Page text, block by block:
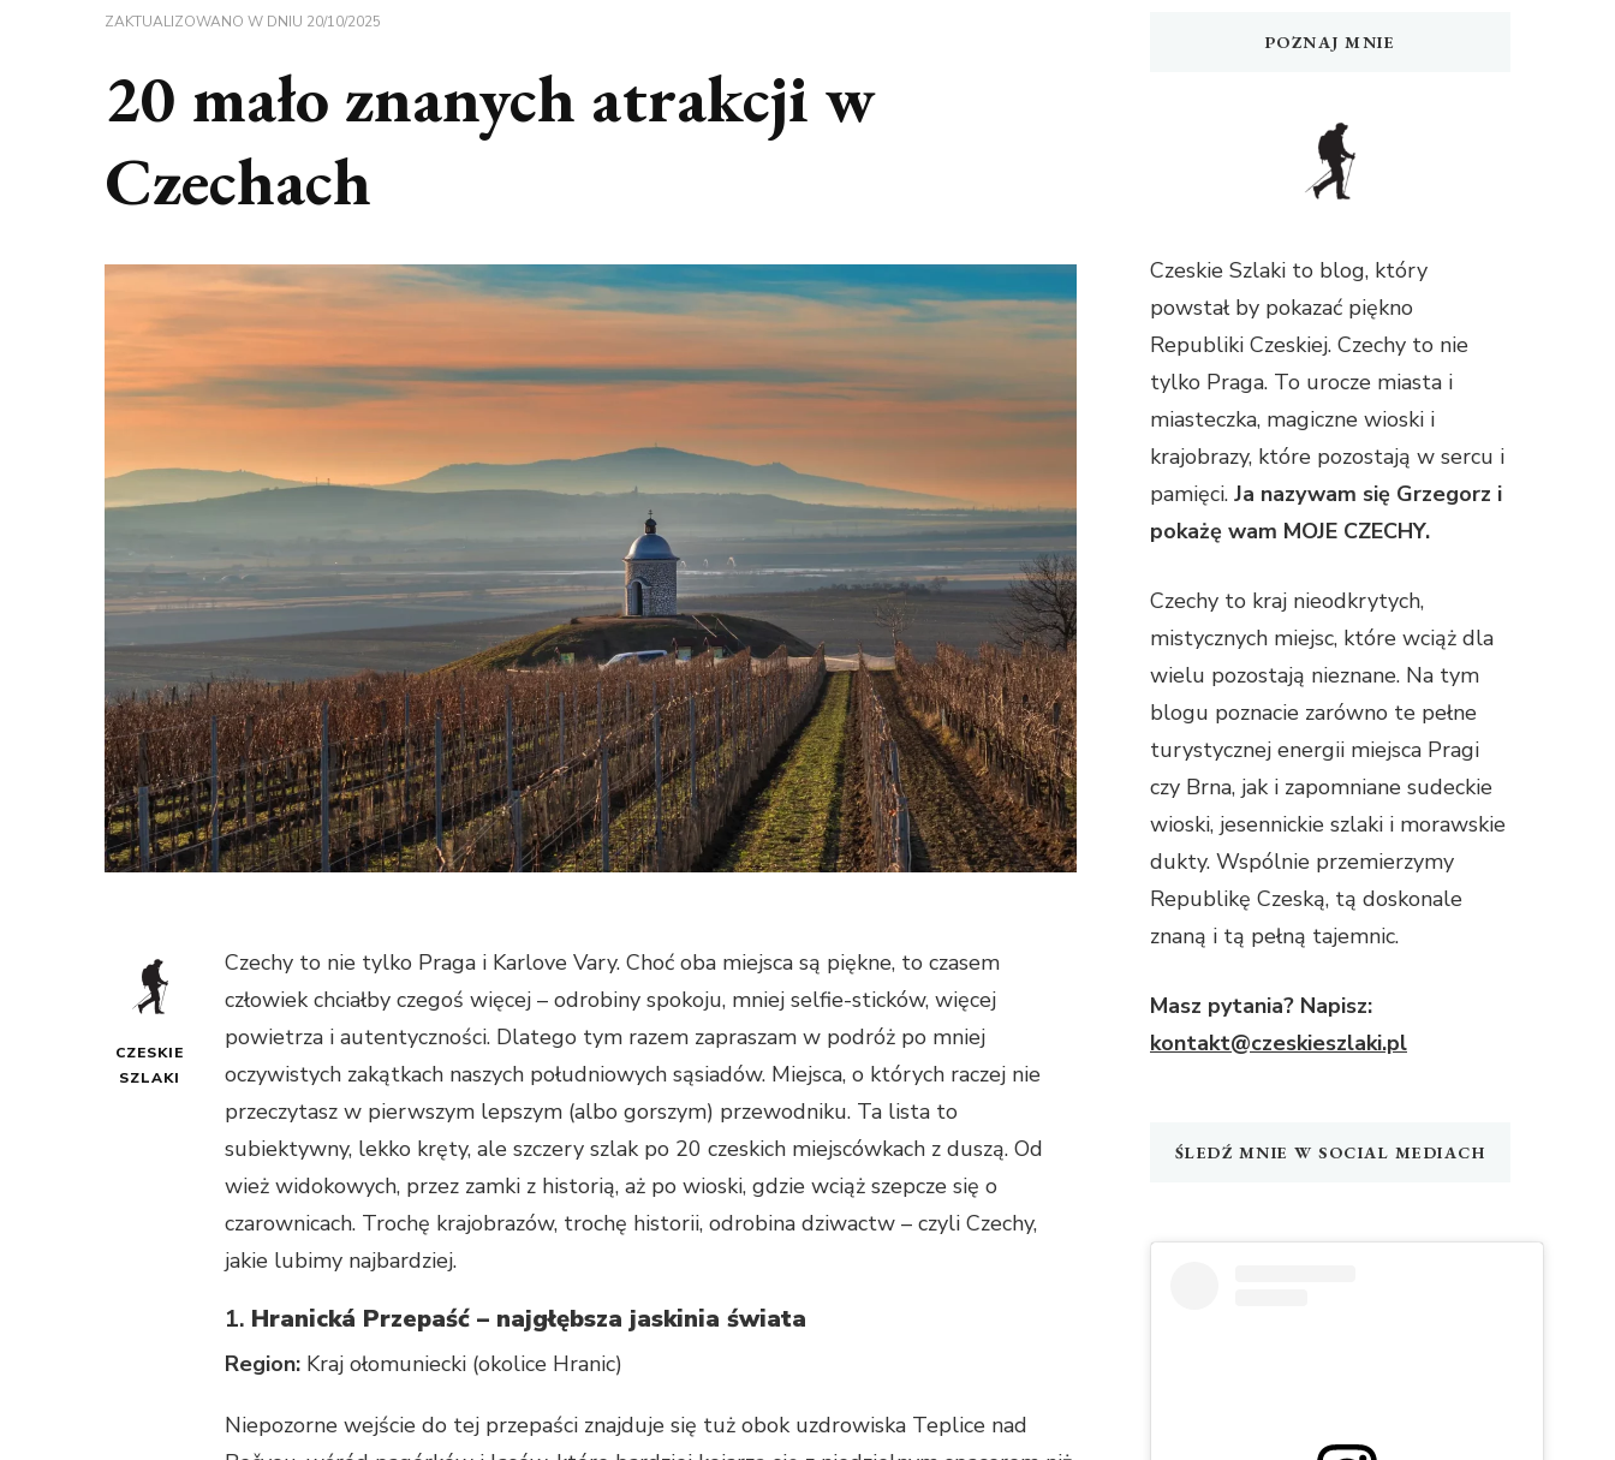
ZAKTUALIZOWANO W DNIU 20/10/2025
20 mało znanych atrakcji w
Czechach
CZESKIE
SZLAKI
Czechy to nie tylko Praga i Karlove Vary. Choć oba miejsca są piękne, to czasem
człowiek chciałby czegoś więcej – odrobiny spokoju, mniej selfie-sticków, więcej
powietrza i autentyczności. Dlatego tym razem zapraszam w podróż po mniej
oczywistych zakątkach naszych południowych sąsiadów. Miejsca, o których raczej nie
przeczytasz w pierwszym lepszym (albo gorszym) przewodniku. Ta lista to
subiektywny, lekko kręty, ale szczery szlak po 20 czeskich miejscówkach z duszą. Od
wież widokowych, przez zamki z historią, aż po wioski, gdzie wciąż szepcze się o
czarownicach. Trochę krajobrazów, trochę historii, odrobina dziwactw – czyli Czechy,
jakie lubimy najbardziej.
1. Hranická Przepaść – najgłębsza jaskinia świata
Region: Kraj ołomuniecki (okolice Hranic)
Niepozorne wejście do tej przepaści znajduje się tuż obok uzdrowiska Teplice nad
POZNAJ MNIE
Czeskie Szlaki to blog, który
powstał by pokazać piękno
Republiki Czeskiej. Czechy to nie
tylko Praga. To urocze miasta i
miasteczka, magiczne wioski i
krajobrazy, które pozostają w sercu i
pamięci. Ja nazywam się Grzegorz i
pokażę wam MOJE CZECHY.
Czechy to kraj nieodkrytych,
mistycznych miejsc, które wciąż dla
wielu pozostają nieznane. Na tym
blogu poznacie zarówno te pełne
turystycznej energii miejsca Pragi
czy Brna, jak i zapomniane sudeckie
wioski, jesennickie szlaki i morawskie
dukty. Wspólnie przemierzymy
Republikę Czeską, tą doskonale
znaną i tą pełną tajemnic.
Masz pytania? Napisz:
kontakt@czeskieszlaki.pl
ŚLEDŹ MNIE W SOCIAL MEDIACH